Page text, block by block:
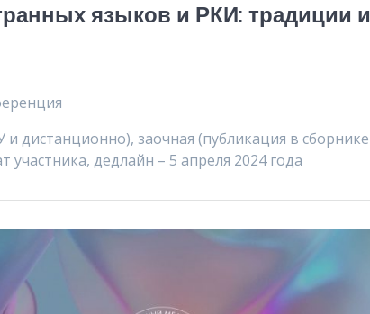
языков и РКИ: традиции и
дистанционно), заочная (публикация в сборнике
участника, дедлайн – 5 апреля 2024 года